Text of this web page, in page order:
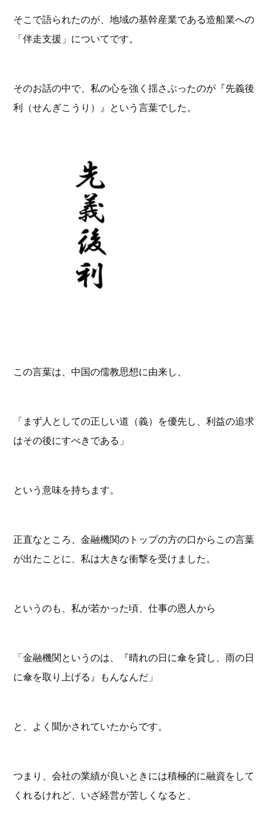
そこで語られたのが、地域の基幹産業である造船業への
「伴走支援」についてです。
そのお話の中で、私の心を強く揺さぶったのが『先義後
利（せんぎこうり）』という言葉でした。
この言葉は、中国の儒教思想に由来し、
「まず人としての正しい道（義）を優先し、利益の追求
はその後にすべきである」
という意味を持ちます。
正直なところ、金融機関のトップの方の口からこの言葉
が出たことに、私は大きな衝撃を受けました。
というのも、私が若かった頃、仕事の恩人から
「金融機関というのは、『晴れの日に傘を貸し、雨の日
に傘を取り上げる』もんなんだ」
と、よく聞かされていたからです。
つまり、会社の業績が良いときには積極的に融資をして
くれるけれど、いざ経営が苦しくなると、